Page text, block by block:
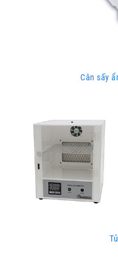
Cân sấy